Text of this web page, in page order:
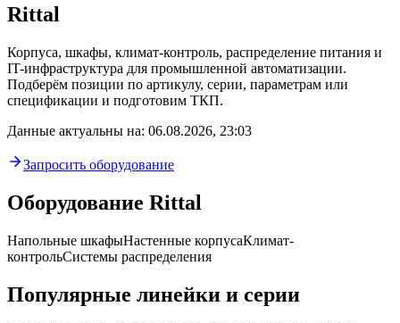
Rittal
Корпуса, шкафы, климат-контроль, распределение питания и
IT-инфраструктура для промышленной автоматизации.
Подберём позиции по артикулу, серии, параметрам или
спецификации и подготовим ТКП.
Данные актуальны на: 06.08.2026, 23:03
Запросить оборудование
Оборудование Rittal
Напольные шкафыНастенные корпусаКлимат-
контрольСистемы распределения
Популярные линейки и серии